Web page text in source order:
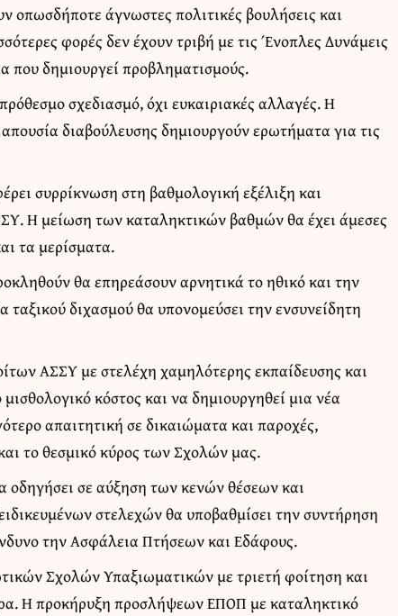
οπωσδήποτε άγνωστες πολιτικές βουλήσεις και
φορές δεν έχουν τριβή με τις Ένοπλες Δυνάμεις
που δημιουργεί προβληματισμούς.
σχεδιασμό, όχι ευκαιριακές αλλαγές. Η
διαβούλευσης δημιουργούν ερωτήματα για τις
συρρίκνωση στη βαθμολογική εξέλιξη και
Η μείωση των καταληκτικών βαθμών θα έχει άμεσες
τα μερίσματα.
θα επηρεάσουν αρνητικά το ηθικό και την
διχασμού θα υπονομεύσει την ενσυνείδητη
ΑΣΣΥ με στελέχη χαμηλότερης εκπαίδευσης και
κόστος και να δημιουργηθεί μια νέα
απαιτητική σε δικαιώματα και παροχές,
το θεσμικό κύρος των Σχολών μας.
σε αύξηση των κενών θέσεων και
στελεχών θα υποβαθμίσει την συντήρηση
την Ασφάλεια Πτήσεων και Εδάφους.
Σχολών Υπαξιωματικών με τριετή φοίτηση και
Η προκήρυξη προσλήψεων ΕΠΟΠ με καταληκτικό